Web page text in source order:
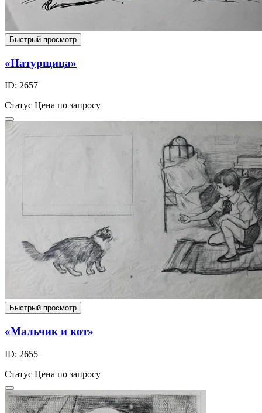
Быстрый просмотр
«Натурщица»
ID: 2657
Статус Цена по запросу
Быстрый просмотр
«Мальчик и кот»
ID: 2655
Статус Цена по запросу